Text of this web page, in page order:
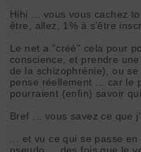
Hihi ... vous vous cachez
être, allez, 1% à s'être
Le net a "créé" cela pour
conscience, et prendre
de la schizophrénie), ou
pense réellement ... car le
pourraient (enfin) savoir
Bref ... vous savez ce que
... et vu ce qui se passe
pseudo ... des fois que le